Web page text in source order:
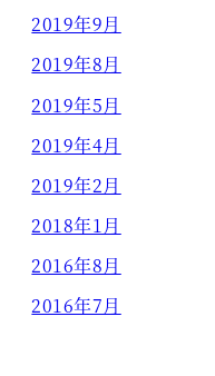
2019年9月
2019年8月
2019年5月
2019年4月
2019年2月
2018年1月
2016年8月
2016年7月